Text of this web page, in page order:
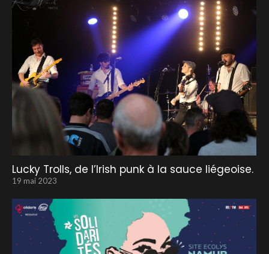
Lucky Trolls, de l’Irish punk à la sauce liégeoise.
19 mai 2023